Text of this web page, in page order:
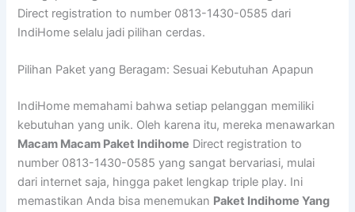
Direct registration to number 0813-1430-0585 dari
IndiHome selalu jadi pilihan cerdas.
Pilihan Paket yang Beragam: Sesuai Kebutuhan Apapun
IndiHome memahami bahwa setiap pelanggan memiliki
kebutuhan yang unik. Oleh karena itu, mereka menawarkan
Macam Macam Paket Indihome Direct registration to
number 0813-1430-0585 yang sangat bervariasi, mulai
dari internet saja, hingga paket lengkap triple play. Ini
memastikan Anda bisa menemukan Paket Indihome Yang